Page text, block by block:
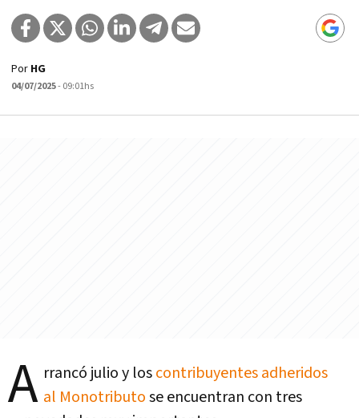
Por HG
04/07/2025- 09:01hs
A rrancó julio y loscontribuyentes adheridos
al Monotributose encuentran con tres